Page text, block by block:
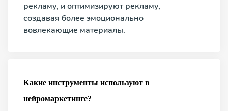
рекламу, и оптимизируют рекламу,
создавая более эмоционально
вовлекающие материалы.
Какие инструменты используют в
нейромаркетинге?